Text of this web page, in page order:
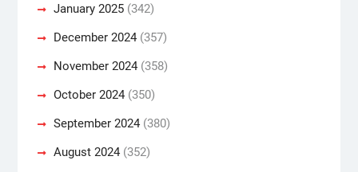
January 2025(342)
December 2024(357)
November 2024(358)
October 2024(350)
September 2024(380)
August 2024(352)